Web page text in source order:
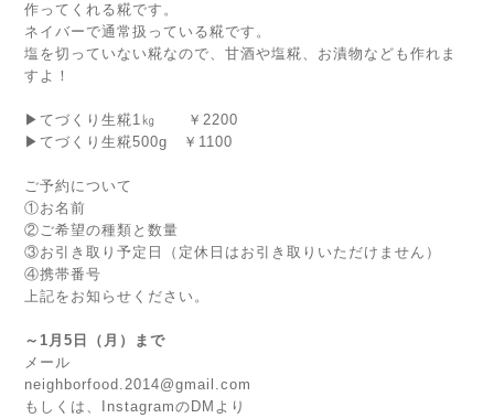
作ってくれる糀です。
ネイバーで通常扱っている糀です。
塩を切っていない糀なので、甘酒や塩糀、お漬物なども作れま
すよ！
▶てづくり生糀1㎏ ￥2200
▶てづくり生糀500g ￥1100
ご予約について
①お名前
②ご希望の種類と数量
③お引き取り予定日（定休日はお引き取りいただけません）
④携帯番号
上記をお知らせください。
～1月5日（月）まで
メール
neighborfood.2014@gmail.com
もしくは、InstagramのDMより